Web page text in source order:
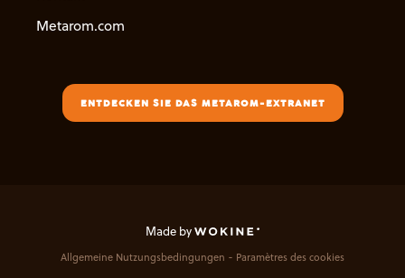
Metarom.com
ENTDECKEN SIE DAS METAROM-EXTRANET
Made by
Allgemeine Nutzungsbedingungen Paramètres des cookies